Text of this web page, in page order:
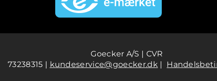
Goecker A/S | CVR
73238315 | kundeservice@goecker.dk|